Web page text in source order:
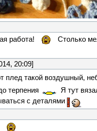
работа!
Столько
20:09]
плед такой воздушный,
терпения
Я тут
с деталями